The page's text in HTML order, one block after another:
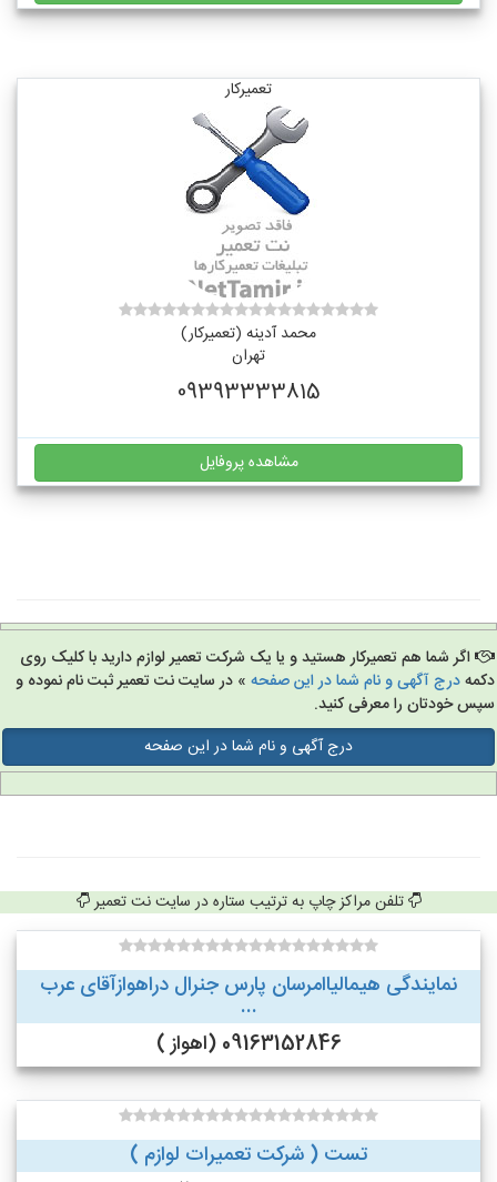
تعمیرکار
محمد آدینه (تعمیرکار)
تهران
09393333815
مشاهده پروفایل
اگر شما هم تعمیرکار هستید و یا یک شرکت تعمیر لوازم دارید با کلیک روی
درج آگهی و نام شما در این صفحه» در سایت نت تعمیر ثبت نام نموده و
خودتان را معرفی کنید.
درج آگهی و نام شما در این صفحه
تلفن مراکز چاپ به ترتیب ستاره در سایت نت تعمیر
نمایندگی هیمالیاامرسان پارس جنرال دراهوازآقای عرب
...
09163152846 (اهواز )
تست ( شرکت تعمیرات لوازم )